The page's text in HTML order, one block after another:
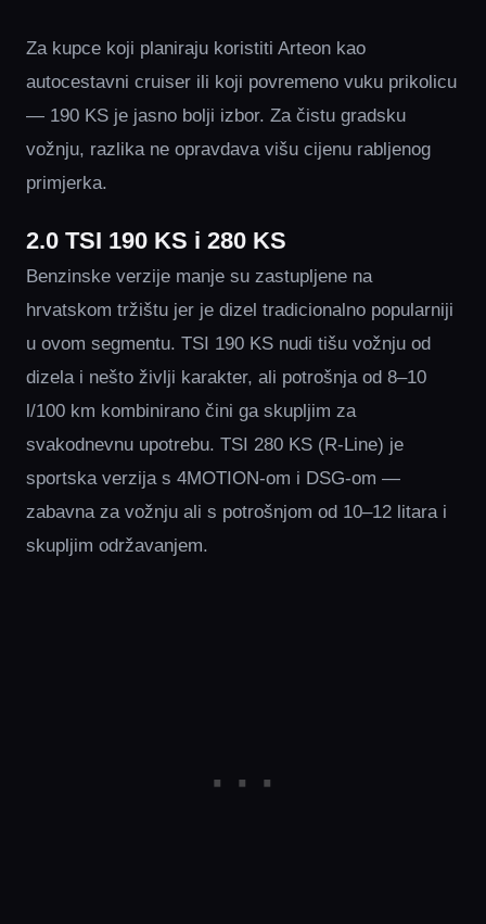
Za kupce koji planiraju koristiti Arteon kao
autocestavni cruiser ili koji povremeno vuku prikolicu
— 190 KS je jasno bolji izbor. Za čistu gradsku
vožnju, razlika ne opravdava višu cijenu rabljenog
primjerka.
2.0 TSI 190 KS i 280 KS
Benzinske verzije manje su zastupljene na
hrvatskom tržištu jer je dizel tradicionalno popularniji
u ovom segmentu. TSI 190 KS nudi tišu vožnju od
dizela i nešto življi karakter, ali potrošnja od 8–10
l/100 km kombinirano čini ga skupljim za
svakodnevnu upotrebu. TSI 280 KS (R-Line) je
sportska verzija s 4MOTION-om i DSG-om —
zabavna za vožnju ali s potrošnjom od 10–12 litara i
skupljim održavanjem.